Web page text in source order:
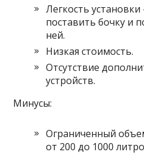
Легкость
поставить бочку и
ней.
Низкая стоимость.
Отсутствие
устройств.
Минусы:
Ограниченный
от 200 до 1000